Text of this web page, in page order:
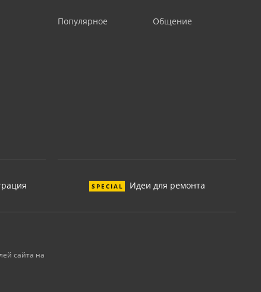
Популярное Общение
SPECIAL Идеи для ремонта
сайта на